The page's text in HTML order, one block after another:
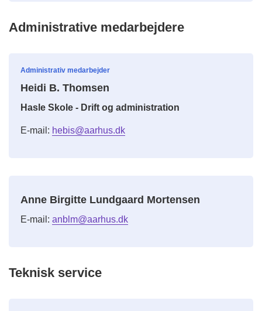
Administrative medarbejdere
Administrativ medarbejder
Heidi B. Thomsen
Hasle Skole - Drift og administration
E-mail: hebis@aarhus.dk
Anne Birgitte Lundgaard Mortensen
E-mail: anblm@aarhus.dk
Teknisk service